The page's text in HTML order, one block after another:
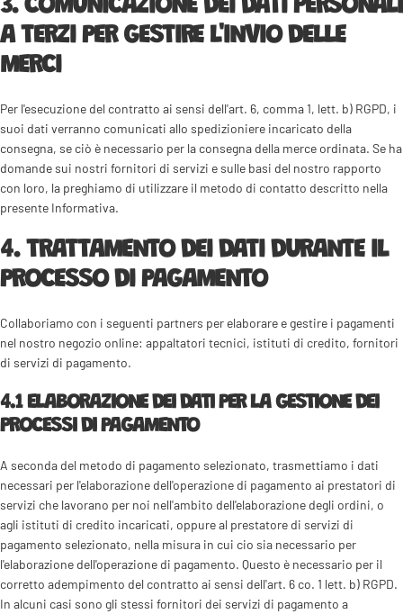
3. COMUNICAZIONE DEI DATI PERSONALI
A TERZI PER GESTIRE L'INVIO DELLE
MERCI
Per l'esecuzione del contratto ai sensi dell'art. 6, comma 1, lett. b) RGPD, i
suoi dati verranno comunicati allo spedizioniere incaricato della
consegna, se ciò è necessario per la consegna della merce ordinata. Se ha
domande sui nostri fornitori di servizi e sulle basi del nostro rapporto
con loro, la preghiamo di utilizzare il metodo di contatto descritto nella
presente Informativa.
4. TRATTAMENTO DEI DATI DURANTE IL
PROCESSO DI PAGAMENTO
Collaboriamo con i seguenti partners per elaborare e gestire i pagamenti
nel nostro negozio online: appaltatori tecnici, istituti di credito, fornitori
di servizi di pagamento.
4.1 ELABORAZIONE DEI DATI PER LA GESTIONE DEI
PROCESSI DI PAGAMENTO
A seconda del metodo di pagamento selezionato, trasmettiamo i dati
necessari per l'elaborazione dell'operazione di pagamento ai prestatori di
servizi che lavorano per noi nell'ambito dell'elaborazione degli ordini, o
agli istituti di credito incaricati, oppure al prestatore di servizi di
pagamento selezionato, nella misura in cui cio sia necessario per
l'elaborazione dell'operazione di pagamento. Questo è necessario per il
corretto adempimento del contratto ai sensi dell'art. 6 co. 1 lett. b) RGPD.
In alcuni casi sono gli stessi fornitori dei servizi di pagamento a